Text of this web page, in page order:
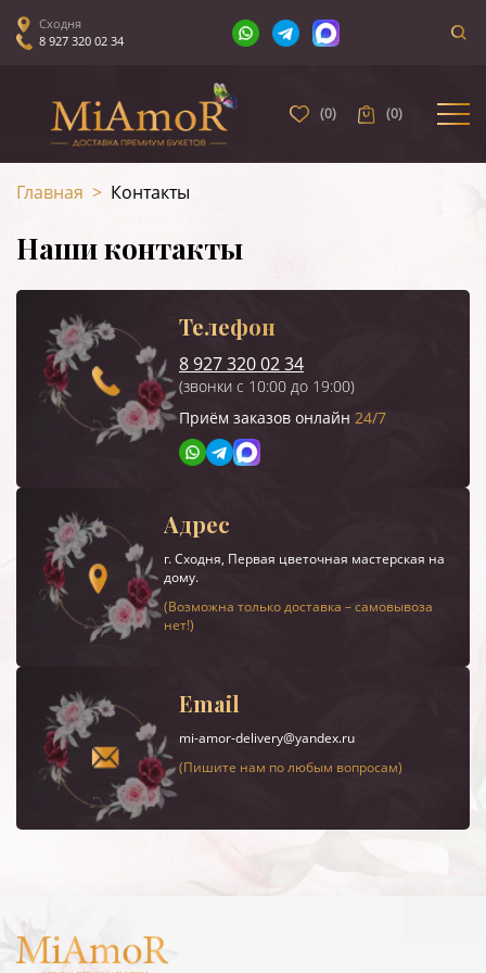
Сходня
8 927 320 02 34
(0) (0)
Главная > Контакты
Наши контакты
Телефон
8 927 320 02 34
(звонки с 10:00 до 19:00)
Приём заказов онлайн 24/7
Адрес
г.Сходня, Первая цветочная мастерская на
дому.
(Возможна только доставка – самовывоза
нет!)
Email
mi-amor-delivery@yandex.ru
(Пишите нам по любым вопросам)